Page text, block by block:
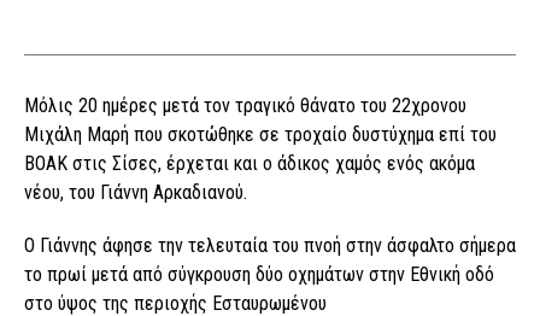
Μόλις 20 ημέρες μετά τον τραγικό θάνατο του 22χρονου
Μιχάλη Μαρή που σκοτώθηκε σε τροχαίο δυστύχημα επί του
ΒΟΑΚ στις Σίσες, έρχεται και ο άδικος χαμός ενός ακόμα
νέου, του Γιάννη Αρκαδιανού.
O Γιάννης άφησε την τελευταία του πνοή στην άσφαλτο σήμερα
το πρωί μετά από σύγκρουση δύο οχημάτων στην Εθνική οδό
στο ύψος της περιοχής Εσταυρωμένου